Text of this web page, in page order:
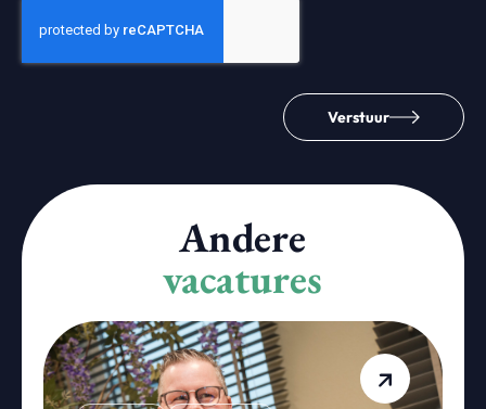
Verstuur
Andere
vacatures